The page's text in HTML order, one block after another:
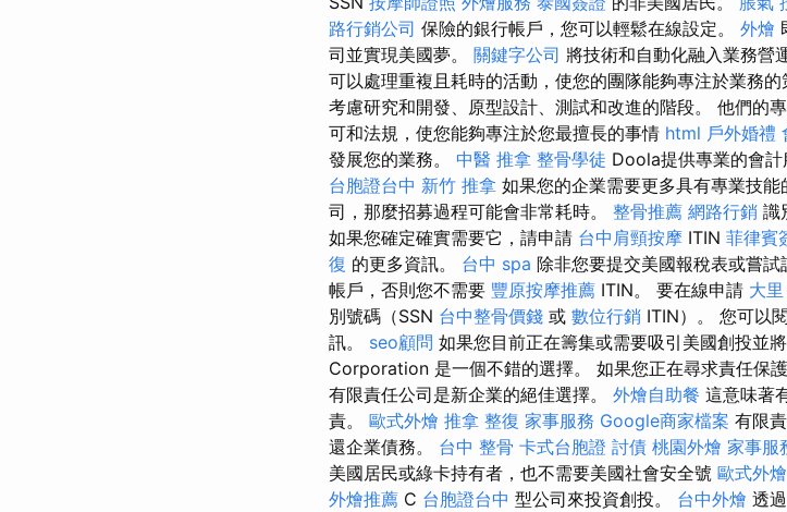
路行銷公司 保險的銀行帳戶，您可以輕鬆在線設定。 外燴
司並實現美國夢。 關鍵字公司 將技術和自動化融入業務營
可以處理重複且耗時的活動，使您的團隊能夠專注於業務的
考慮研究和開發、原型設計、測試和改進的階段。 他們的
可和法規，使您能夠專注於您最擅長的事情 html 戶外婚禮
發展您的業務。 中醫 推拿 整骨學徒 Doola提供專業的會計
台胞證台中 新竹 推拿 如果您的企業需要更多具有專業技
司，那麼招募過程可能會非常耗時。 整骨推薦 網路行銷 識
如果您確定確實需要它，請申請 台中肩頸按摩 ITIN 菲律賓
復 的更多資訊。 台中 spa 除非您要提交美國報稅表或嘗試
帳戶，否則您不需要 豐原按摩推薦 ITIN。 要在線申請 大
別號碼（SSN 台中整骨價錢 或 數位行銷 ITIN）。 您可以
訊。 seo顧問 如果您目前正在籌集或需要吸引美國創投並
Corporation 是一個不錯的選擇。 如果您正在尋求責任保
有限責任公司是新企業的絕佳選擇。 外燴自助餐 這意味著
責。 歐式外燴 推拿 整復 家事服務 Google商家檔案 有限
還企業債務。 台中 整骨 卡式台胞證 討債 桃園外燴 家事服
美國居民或綠卡持有者，也不需要美國社會安全號 歐式外燴
外燴推薦 C 台胞證台中 型公司來投資創投。 台中外燴 透過